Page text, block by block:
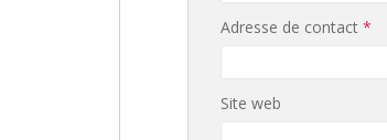
Adresse de contact *
Site web